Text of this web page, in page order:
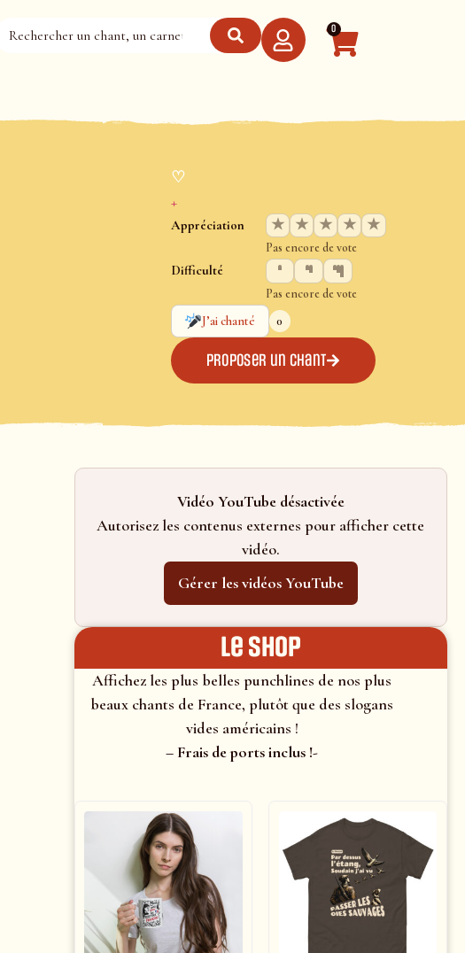
0
♡
+
Appréciation ★ ★ ★ ★ ★
Pas encore de vote
Difficulté
Pas encore de vote
J’ai chanté
0
Proposer un chant
Vidéo YouTube désactivée
Autorisez les contenus externes pour afficher cette
vidéo.
Gérer les vidéos YouTube
le shop
Affichez les plus belles punchlines de nos plus
beaux chants de France, plutôt que des slogans
vides américains !
– Frais de ports inclus !-